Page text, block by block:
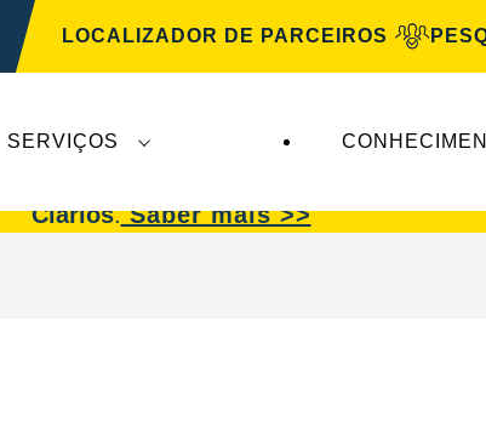
LOCALIZADOR DE PARCEIROS
SERVIÇOS
Clarios.Saber mais >>